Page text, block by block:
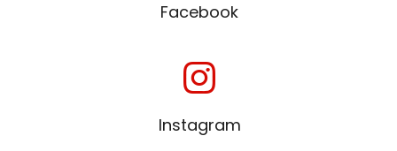
Facebook
Instagram